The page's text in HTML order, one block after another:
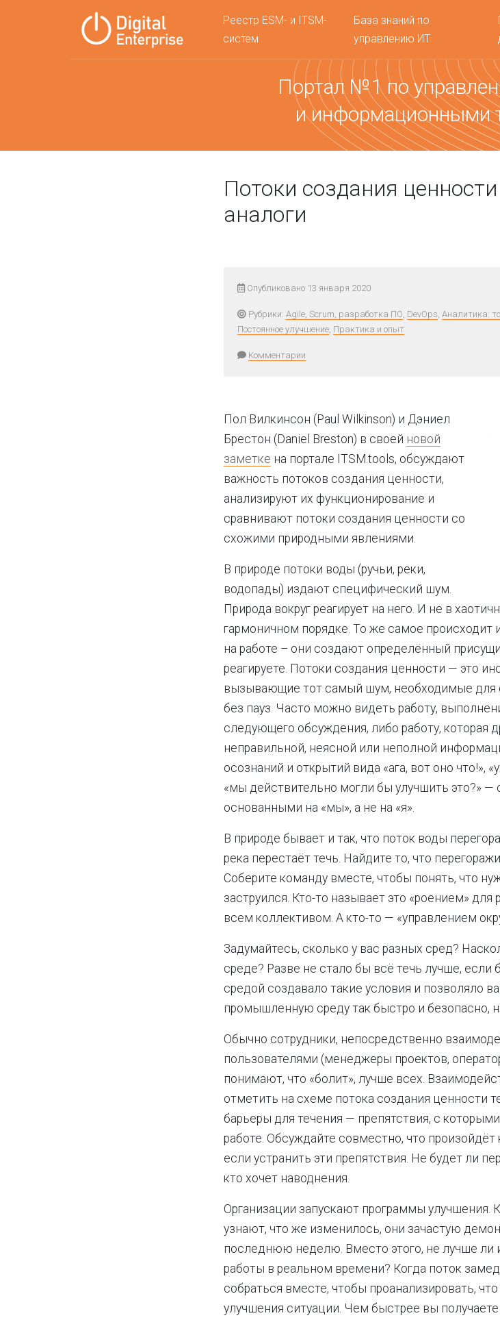
Реестр ESM- и ITSM-
систем
База знаний по
управлению ИТ
Портал №1 по
и информационными
Потоки создания
аналоги
Опубликовано 13 января 2020
Рубрики: Agile, Scrum, разработка ПО, DevOps, Аналитика:
Постоянное улучшение, Практика и опыт
Комментарии
Пол Вилкинсон (Paul Wilkinson) и Дэниел
Брестон (Daniel Breston) в своей новой
заметке на портале ITSM.tools, обсуждают
важность потоков создания ценности,
анализируют их функционирование и
сравнивают потоки создания ценности со
схожими природными явлениями.
В природе потоки воды (ручьи, реки,
водопады) издают специфический шум.
Природа вокруг реагирует на него. И не в
гармоничном порядке. То же самое происходит
на работе – они создают определённый
реагируете. Потоки создания ценности — это
вызывающие тот самый шум, необходимые для
без пауз. Часто можно видеть работу,
следующего обсуждения, либо работу, которая
неправильной, неясной или неполной
осознаний и открытий вида «ага, вот оно что!»,
«мы действительно могли бы улучшить это?» —
основанными на «мы», а не на «я».
В природе бывает и так, что поток воды
река перестаёт течь. Найдите то, что
Соберите команду вместе, чтобы понять, что
заструился. Кто-то называет это «роением»
всем коллективом. А кто-то — «управлением
Задумайтесь, сколько у вас разных сред?
среде? Разве не стало бы всё течь лучше,
средой создавало такие условия и позволяло
промышленную среду так быстро и безопасно,
Обычно сотрудники, непосредственно
пользователями (менеджеры проектов,
понимают, что «болит», лучше всех.
отметить на схеме потока создания ценности
барьеры для течения — препятствия, с
работе. Обсуждайте совместно, что произойдёт
если устранить эти препятствия. Не будет ли
кто хочет наводнения.
Организации запускают программы улучшения.
узнают, что же изменилось, они зачастую
последнюю неделю. Вместо этого, не лучше ли
работы в реальном времени? Когда поток
собраться вместе, чтобы проанализировать,
улучшения ситуации. Чем быстрее вы